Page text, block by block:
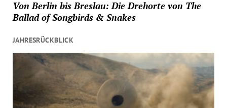
Von Berlin bis Breslau: Die Drehorte von The
Ballad of Songbirds & Snakes
JAHRESRÜCKBLICK